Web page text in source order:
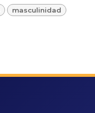
masculinidad